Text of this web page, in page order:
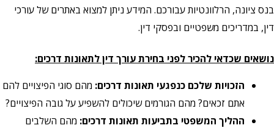
בנס ציונה, הרלוונטיות עבורכם. המידע ניתן למצוא באתרים של עורכי
דין, במדריכים משפטיים ובפסקי דין.
נושאים שכדאי להכיר לפני בחירת עורך דין לתאונות דרכים:
הזכויות שלכם כנפגעי תאונות דרכים: מהם סוגי הפיצויים להם
אתם זכאים? מהם הגורמים שיכולים להשפיע על גובה הפיצויים?
ההליך המשפטי בתביעות תאונות דרכים: מהם השלבים